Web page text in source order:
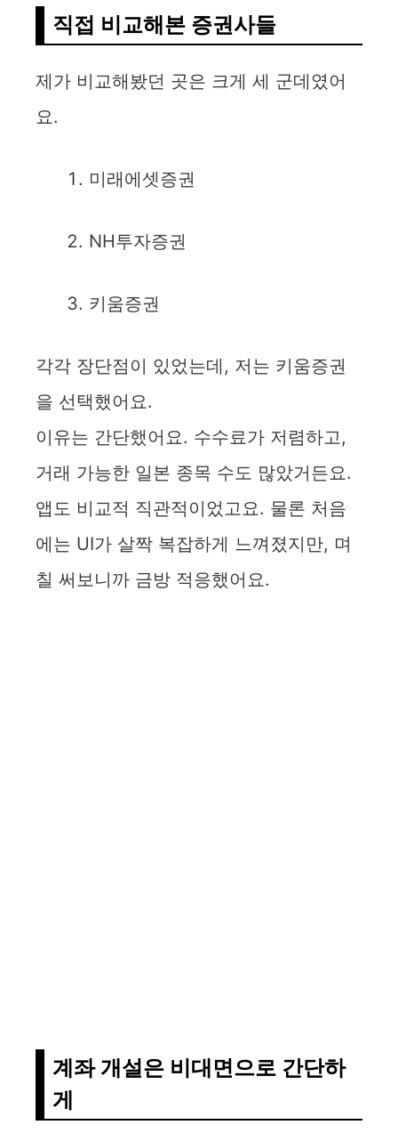
d
e
직접 비교해본 증권사들
제가 비교해봤던 곳은 크게 세 군데였어
요.
미래에셋증권
NH투자증권
키움증권
각각 장단점이 있었는데, 저는 키움증권
을 선택했어요.
이유는 간단했어요. 수수료가 저렴하고,
거래 가능한 일본 종목 수도 많았거든요.
앱도 비교적 직관적이었고요. 물론 처음
에는 UI가 살짝 복잡하게 느껴졌지만, 며
칠 써보니까 금방 적응했어요.
계좌 개설은 비대면으로 간단하
게